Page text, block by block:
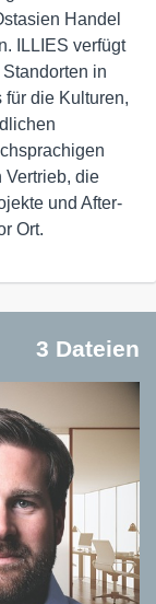
Handel
ILLIES verfügt
in
die Kulturen,
Vertrieb, die
und After-
Ort.
3 Dateien